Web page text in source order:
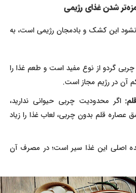
شدن غذای رژیمی
این کشک و بادمجان رژیمی است، به
گردو از نوع مفید است و طعم غذا را
در رژیم مجاز است.
اگر محدودیت چربی حیوانی ندارید،
قلم بدون چربی، لعاب غذا را زیاد
این غذا سیر است؛ در مصرف آن